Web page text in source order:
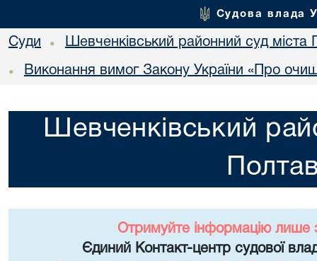
Судова влада
Суди • Шевченківський районний суд міста
• Виконання вимог Закону України «Про
Шевченківський
Отримуйте інформацію лише
Єдиний Контакт-центр судової